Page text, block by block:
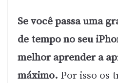
Se você passa uma
de tempo no seu
melhor aprender a
máximo. Por isso os